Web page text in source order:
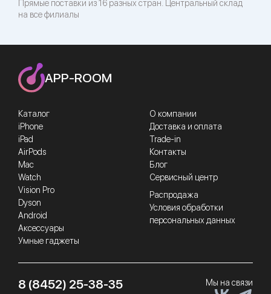
Прямые поставки из 16 разных стран. Центральный склад
на все филиалы
Каталог
iPhone
iPad
AirPods
Mac
Watch
Vision Pro
Dyson
Android
Аксессуары
Умные гаджеты
О компании
Доставка и оплата
Trade-in
Контакты
Блог
Сервисный центр
Распродажа
Условия обработки
персональных данных
APP-ROOM
8 (8452) 25-38-35 Мы на связи